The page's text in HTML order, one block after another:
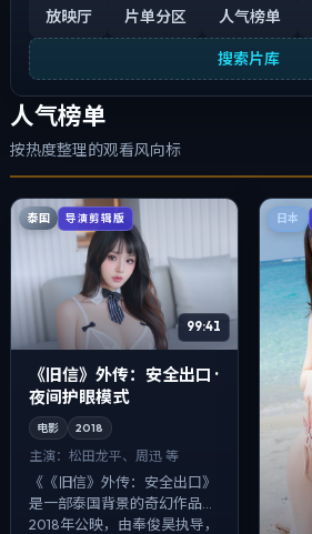
放映厅 片单分区 人气榜单
搜索片库
人气榜单
按热度整理的观看风向标
泰国 导演剪辑版
99:41
《旧信》外传：安全出口 ·
夜间护眼模式
电影 2018
主演： 松田龙平、周迅 等
《《旧信》外传：安全出口》
是一部泰国背景的奇幻作品，
2018年公映，由奉俊昊执导，
日本